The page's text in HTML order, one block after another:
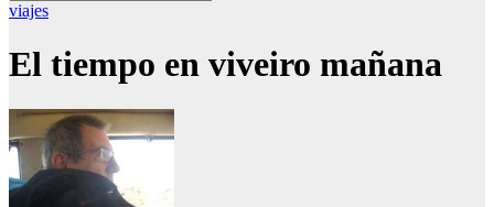
viajes
El tiempo en viveiro mañana